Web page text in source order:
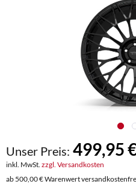
Unser Preis: 499,95
inkl. MwSt. zzgl. Versandkosten
ab 500,00 € Warenwert